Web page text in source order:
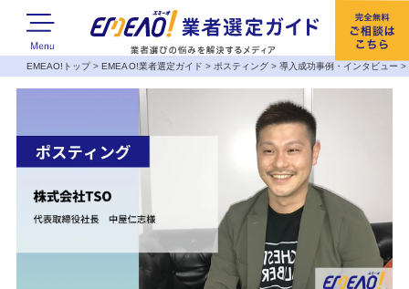
EMEAO!トップ>EMEAO!業者選定ガイド > ポスティング>導入成功事例・インタビュー >